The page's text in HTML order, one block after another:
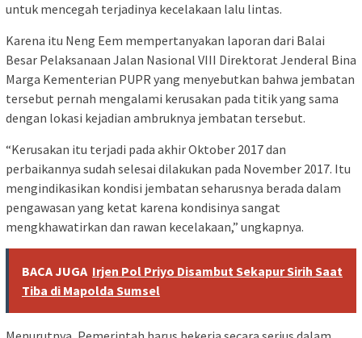
untuk mencegah terjadinya kecelakaan lalu lintas.
Karena itu Neng Eem mempertanyakan laporan dari Balai
Besar Pelaksanaan Jalan Nasional VIII Direktorat Jenderal Bina
Marga Kementerian PUPR yang menyebutkan bahwa jembatan
tersebut pernah mengalami kerusakan pada titik yang sama
dengan lokasi kejadian ambruknya jembatan tersebut.
“Kerusakan itu terjadi pada akhir Oktober 2017 dan
perbaikannya sudah selesai dilakukan pada November 2017. Itu
mengindikasikan kondisi jembatan seharusnya berada dalam
pengawasan yang ketat karena kondisinya sangat
mengkhawatirkan dan rawan kecelakaan,” ungkapnya.
BACA JUGA Irjen Pol Priyo Disambut Sekapur Sirih Saat
Tiba di Mapolda Sumsel